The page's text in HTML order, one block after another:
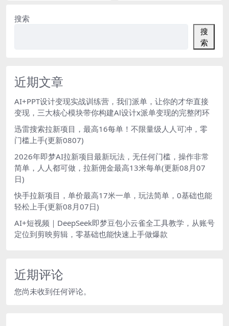
搜索
搜
索
近期文章
AI+PPT设计变现实战训练营，我们派单，让你的才华直接
变现，三大核心模块带你构建Al设计x派单变现的完整闭环
迅雷搜索拉新项目，最高16每单！不限量级人人可冲，零
门槛上手(更新0807)
2026年即梦AI拉新项目最新玩法，无任何门槛，操作非常
简单，人人都可做，拉新佣金最高13米每单(更新08月07
日)
快手拉新项目，单价最高17米一单，玩法简单，0基础也能
轻松上手(更新08月07日)
AI+短视频｜DeepSeek即梦豆包小云雀全工具教学，从账号
定位到剪映剪辑，零基础也能快速上手做爆款
近期评论
您尚未收到任何评论。